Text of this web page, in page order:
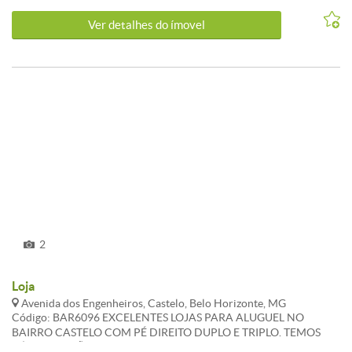
Ver detalhes do ímovel
2
Loja
Avenida dos Engenheiros, Castelo, Belo Horizonte, MG
Código: BAR6096 EXCELENTES LOJAS PARA ALUGUEL NO
BAIRRO CASTELO COM PÉ DIREITO DUPLO E TRIPLO. TEMOS